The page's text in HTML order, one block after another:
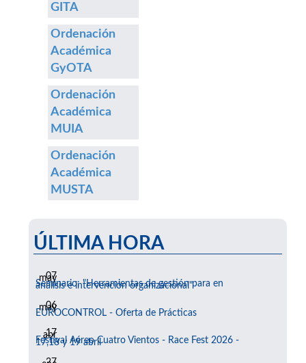
GITA
Ordenación
Académica
GyOTA
Ordenación
Académica
MUIA
Ordenación
Académica
MUSTA
ÚLTIMA HORA
07
may
Seminario: "Herramientas de gestión para en
análisis e intervención organizacional"
06
may
EUROCONTROL - Oferta de Prácticas
17
abr
Festival Aéreo Cuatro Vientos - Race Fest 2026 -
17,18 y 19 abril